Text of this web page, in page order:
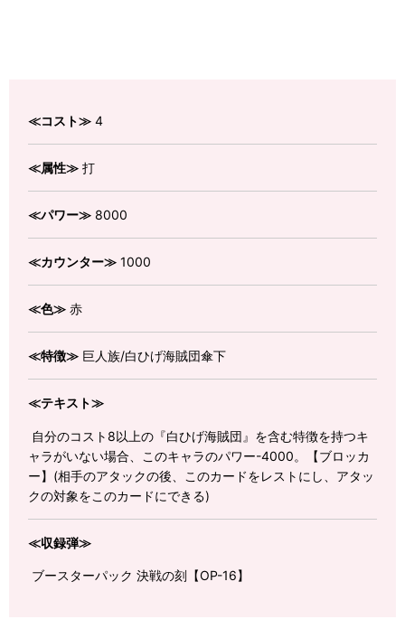
≪コスト≫ 4
≪属性≫ 打
≪パワー≫ 8000
≪カウンター≫ 1000
≪色≫ 赤
≪特徴≫ 巨人族/白ひげ海賊団傘下
≪テキスト≫
自分のコスト8以上の『白ひげ海賊団』を含む特徴を持つキ
ャラがいない場合、このキャラのパワー-4000。【ブロッカ
ー】(相手のアタックの後、このカードをレストにし、アタッ
クの対象をこのカードにできる)
≪収録弾≫
ブースターパック 決戦の刻【OP-16】